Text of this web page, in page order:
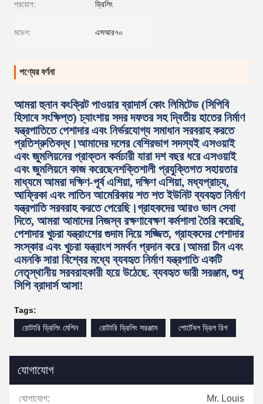
প্রয়োগ: ড্রিলিং
মডেল: এসআর৭০
পণ্যের বর্ণনা
আমরা হুনান কংক্রিট পাওয়ার ব্রাদার্স কোং লিমিটেড (সিপিবি
হিসাবে সংক্ষিপ্ত) চ্যাংশায় সদর দফতর সহ দ্বিতীয় হাতের নির্মাণ
যন্ত্রপাতিতে পেশাদার এবং নির্ভরযোগ্য সমাধান সরবরাহ করতে
প্রতিশ্রুতিবদ্ধ।আমাদের দলের বেশিরভাগ সদস্যই এসওয়াই
এবং জুমলিয়নের প্রাক্তন কর্মচারী যারা দশ বছর ধরে এসওয়াই
এবং জুমলিয়নে কাজ করেছেনশক্তিশালী প্রযুক্তিগত সহায়তার
মাধ্যমে আমরা দক্ষিণ-পূর্ব এশিয়া, দক্ষিণ এশিয়া, মধ্যপ্রাচ্য,
আফ্রিকা এবং লাতিন আমেরিকায় শত শত ইউনিট ব্যবহৃত নির্মাণ
যন্ত্রপাতি সরবরাহ করতে পেরেছি।গ্রাহকদের আরও ভাল সেবা
দিতে, আমরা আমাদের নিজস্ব রক্ষণাবেক্ষণ কর্মশালা তৈরি করেছি,
পেশাদার খুচরা যন্ত্রাংশের গুদাম দিয়ে সজ্জিত, গ্রাহকদের পেশাদার
সংস্কার এবং খুচরা যন্ত্রাংশ সমর্থন প্রদান করে।আমরা চীন এবং
এমনকি সারা বিশ্বের মধ্যে ব্যবহৃত নির্মাণ যন্ত্রপাতি একটি
নেতৃস্থানীয় সরবরাহকারী হয়ে উঠেছে. ব্যবহৃত ভারী সরঞ্জাম, শুধু
সিপি ব্রাদার্স আসা!
Tags:
রোটারি ড্রিলিং মেশিন
রোটারি ড্রিলিং সরঞ্জাম পোর্টেবল ড্রিল রিগ
যোগাযোগ
যোগাযোগ: Mr. Louis